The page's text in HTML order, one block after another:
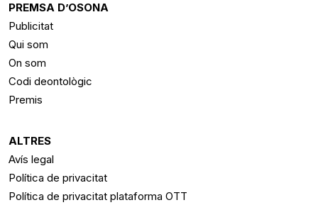
PREMSA D’OSONA
Publicitat
Qui som
On som
Codi deontològic
Premis
ALTRES
Avís legal
Política de privacitat
Política de privacitat plataforma OTT